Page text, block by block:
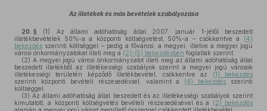
Az illetékek és más bevételek szabályozása
20. § (1)
Az állami adóhatóság által 2007. január 1-jétől beszedett
illetékbevételek 50%-a a központi költségvetést, 50%-a – csökkentve a (4)
bekezdés szerinti költséggel – pedig a fővárosi, a megyei, illetve a megyei jogú
városi önkormányzatokat illeti meg a (2)–(5) bekezdésben foglaltak szerint.
(2) A megyei jogú városi önkormányzatot illeti meg az állami adóhatóság által
beszedett illetékből az illetékességi szabályok szerint a megyei jogú városok
illetékességi területén képződő illetékbevétel, csökkentve az
(1) bekezdés
szerinti központi bevételi részesedéssel, valamint a (4) bekezdés szerinti
költséggel.
(3) Az állami adóhatóság által beszedett és az illetékességi szabályok szerint
kimutatott, a központi költségvetés bevételi részesedésével és a
(2) bekezdés